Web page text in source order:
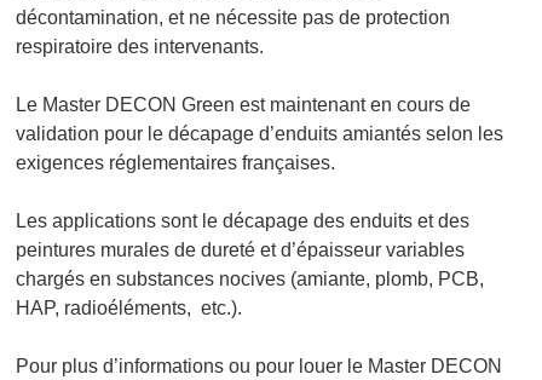
décontamination, et ne nécessite pas de protection
respiratoire des intervenants.
Le Master DECON Green est maintenant en cours de
validation pour le décapage d’enduits amiantés selon les
exigences réglementaires françaises.
Les applications sont le décapage des enduits et des
peintures murales de dureté et d’épaisseur variables
chargés en substances nocives (amiante, plomb, PCB,
HAP, radioéléments, etc.).
Pour plus d’informations ou pour louer le Master DECON